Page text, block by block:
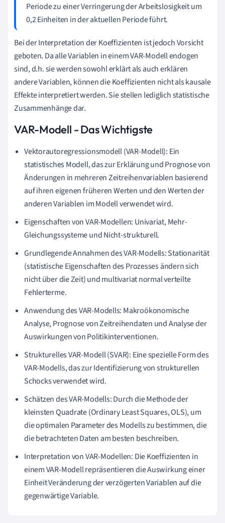
Periode zu einer Verringerung der Arbeitslosigkeit um
0,2 Einheiten in der aktuellen Periode führt.
Bei der Interpretation der Koeffizienten ist jedoch Vorsicht
geboten. Da alle Variablen in einem VAR-Modell endogen
sind, d.h. sie werden sowohl erklärt als auch erklären
andere Variablen, können die Koeffizienten nicht als kausale
Effekte interpretiert werden. Sie stellen lediglich statistische
Zusammenhänge dar.
VAR-Modell - Das Wichtigste
Vektorautoregressionsmodell (VAR-Modell): Ein
statistisches Modell, das zur Erklärung und Prognose von
Änderungen in mehreren Zeitreihenvariablen basierend
auf ihren eigenen früheren Werten und den Werten der
anderen Variablen im Modell verwendet wird.
Eigenschaften von VAR-Modellen: Univariat, Mehr-
Gleichungssysteme und Nicht-strukturell.
Grundlegende Annahmen des VAR-Modells: Stationarität
(statistische Eigenschaften des Prozesses ändern sich
nicht über die Zeit) und multivariat normal verteilte
Fehlerterme.
Anwendung des VAR-Modells: Makroökonomische
Analyse, Prognose von Zeitreihendaten und Analyse der
Auswirkungen von Politikinterventionen.
Strukturelles VAR-Modell (SVAR): Eine spezielle Form des
VAR-Modells, das zur Identifizierung von strukturellen
Schocks verwendet wird.
Schätzen des VAR-Modells: Durch die Methode der
kleinsten Quadrate (Ordinary Least Squares, OLS), um
die optimalen Parameter des Modells zu bestimmen, die
die betrachteten Daten am besten beschreiben.
Interpretation von VAR-Modellen: Die Koeffizienten in
einem VAR-Modell repräsentieren die Auswirkung einer
Einheit Veränderung der verzögerten Variablen auf die
gegenwärtige Variable.